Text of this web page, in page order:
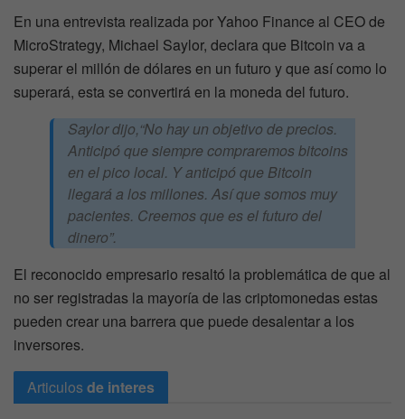
En una entrevista realizada por Yahoo Finance al CEO de
MicroStrategy, Michael Saylor, declara que Bitcoin va a
superar el millón de dólares en un futuro y que así como lo
superará, esta se convertirá en la moneda del futuro.
Saylor dijo,“No hay un objetivo de precios.
Anticipó que siempre compraremos bitcoins
en el pico local. Y anticipó que Bitcoin
llegará a los millones. Así que somos muy
pacientes. Creemos que es el futuro del
dinero”.
El reconocido empresario resaltó la problemática de que al
no ser registradas la mayoría de las criptomonedas estas
pueden crear una barrera que puede desalentar a los
inversores.
Articulosde interes